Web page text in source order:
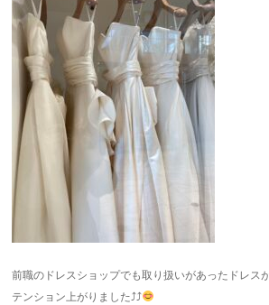
前職のドレスショップでも取り扱いがあったドレス
テンション上がりました⤴︎⤴︎